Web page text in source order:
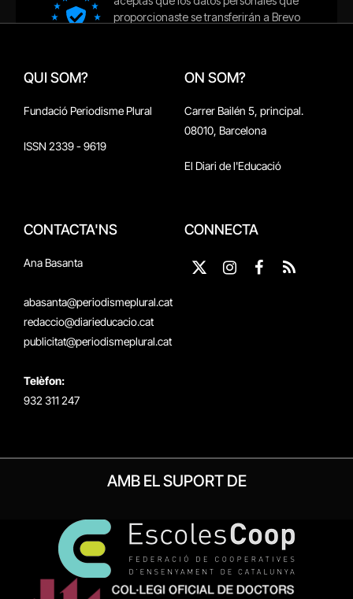
QUI SOM?
Fundació Periodisme Plural
ISSN 2339 - 9619
ON SOM?
Carrer Bailén 5, principal.
08010, Barcelona
El Diari de l'Educació
CONTACTA'NS
Ana Basanta
abasanta@periodismeplural.cat
redaccio@diarieducacio.cat
publicitat@periodismeplural.cat
Telèfon:
932 311 247
CONNECTA
X
Instagram
Facebook
RSS
AMB EL SUPORT DE